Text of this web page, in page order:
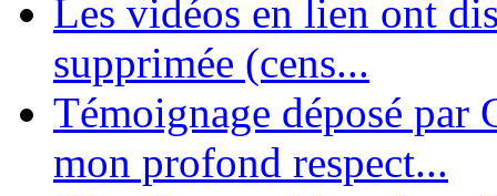
Les vidéos en lien ont
supprimée (cens...
Témoignage déposé par
mon profond respect...